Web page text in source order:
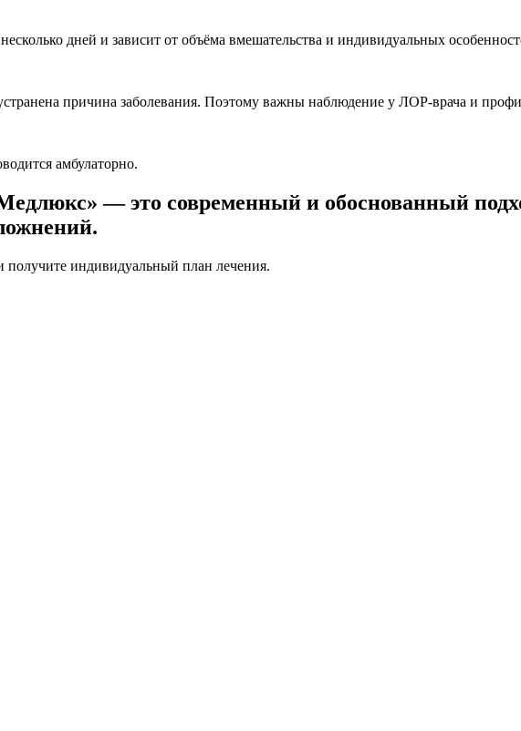
дней и зависит от объёма вмешательства и индивидуальных
причина заболевания. Поэтому важны наблюдение у ЛОР-врача и
амбулаторно.
— это современный и обоснованный
индивидуальный план лечения.